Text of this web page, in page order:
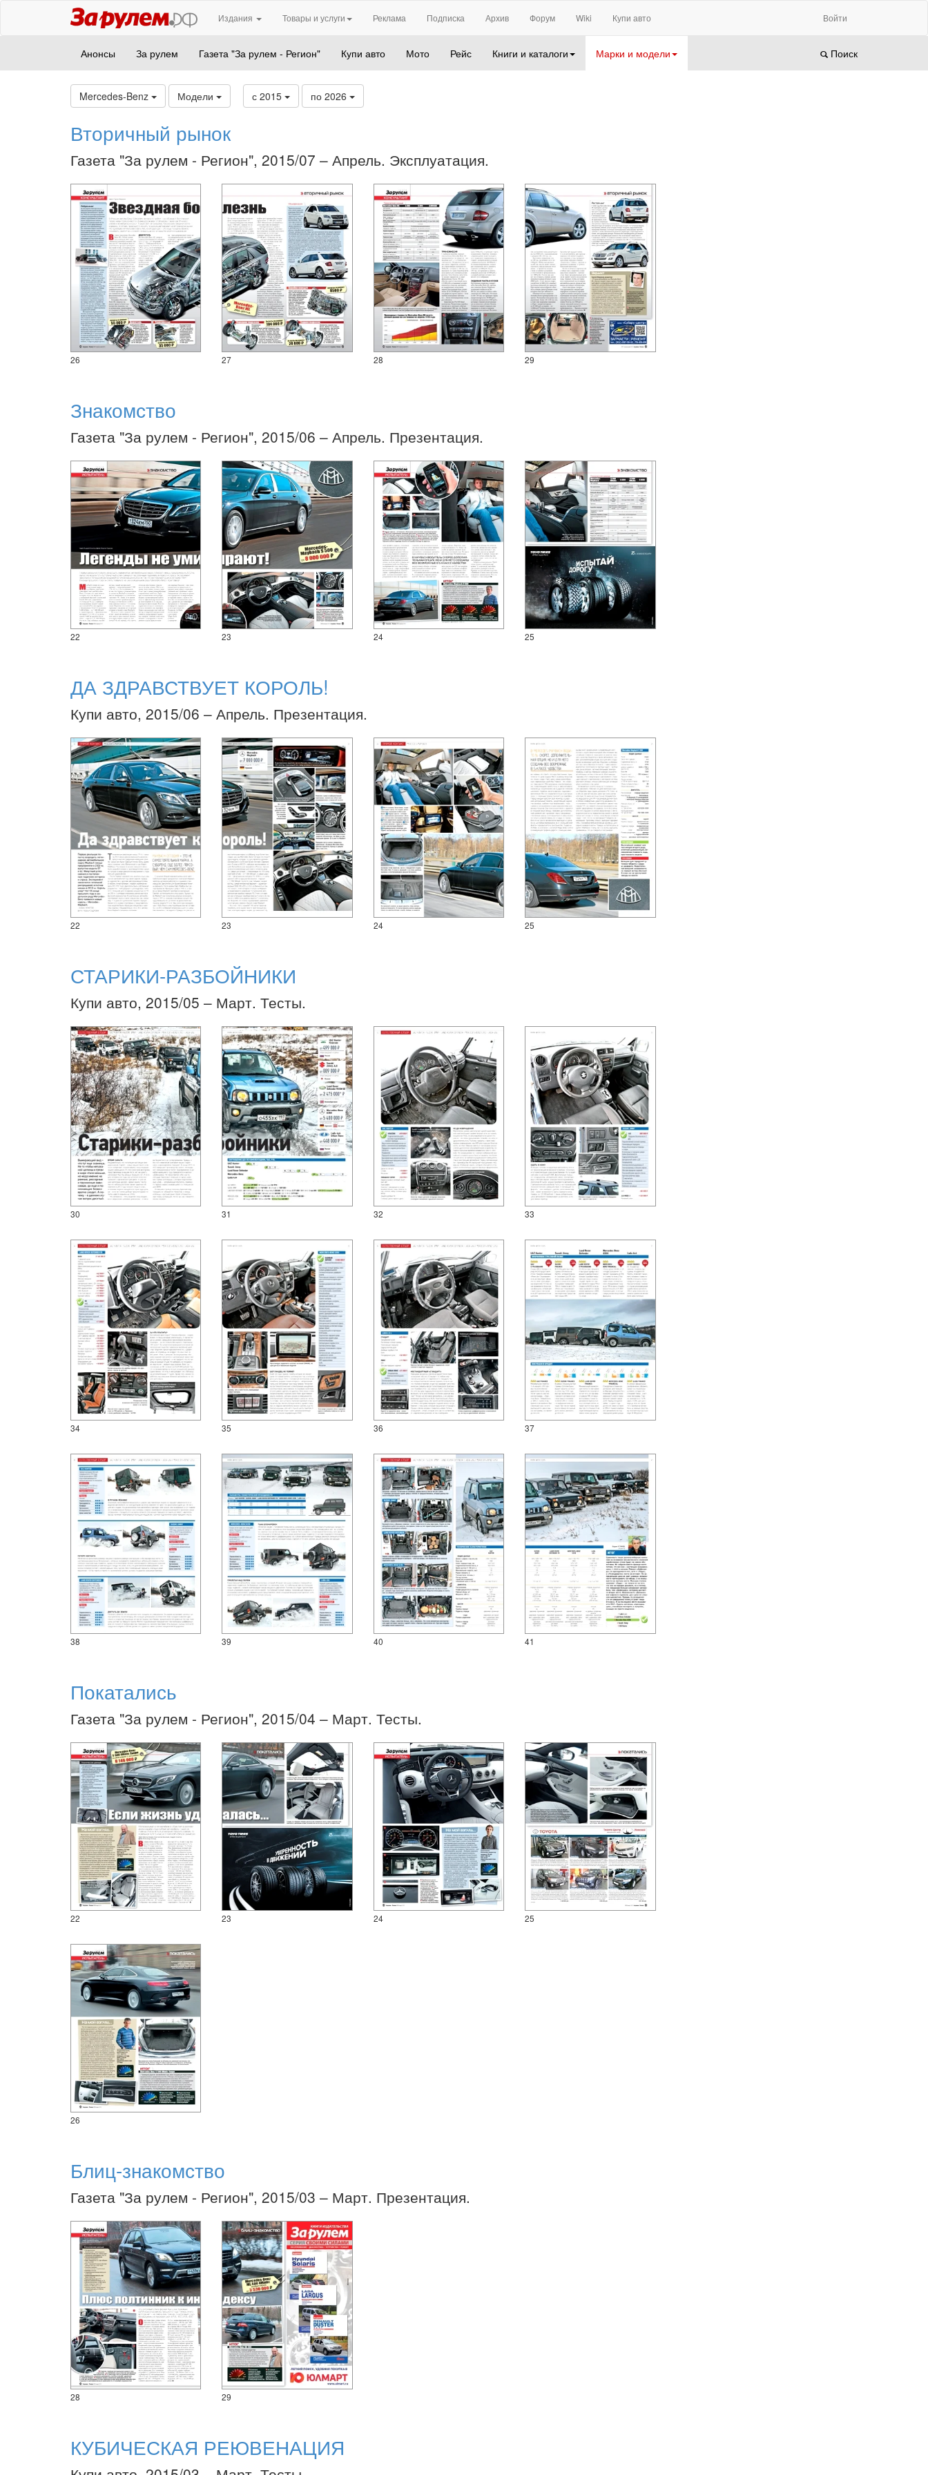
Издания Товары и услуги Реклама Подписка Архив Форум Wiki Купи авто Войти
Анонсы За рулем Газета "За рулем - Регион" Купи авто Мото Рейс Книги и каталоги Марки и модели Поиск
Mercedes-Benz Модели с 2015 по 2026
Вторичный рынок
Газета "За рулем - Регион", 2015/07 – Апрель. Эксплуатация.
26 27 28 29
Знакомство
Газета "За рулем - Регион", 2015/06 – Апрель. Презентация.
22 23 24 25
ДА ЗДРАВСТВУЕТ КОРОЛЬ!
Купи авто, 2015/06 – Апрель. Презентация.
22 23 24 25
СТАРИКИ-РАЗБОЙНИКИ
Купи авто, 2015/05 – Март. Тесты.
30 31 32 33
34 35 36 37
38 39 40 41
Покатались
Газета "За рулем - Регион", 2015/04 – Март. Тесты.
22 23 24 25
26
Блиц-знакомство
Газета "За рулем - Регион", 2015/03 – Март. Презентация.
28 29
КУБИЧЕСКАЯ РЕЮВЕНАЦИЯ